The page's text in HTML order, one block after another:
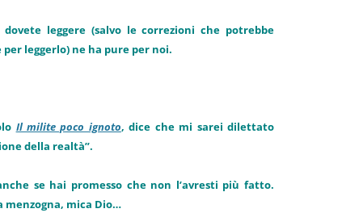
leggere (salvo le correzioni che potrebbe
leggerlo) ne ha pure per noi.
Il milite poco ignoto, dice che mi sarei dilettato
della realtà”.
se hai promesso che non l’avresti più fatto.
menzogna, mica Dio…